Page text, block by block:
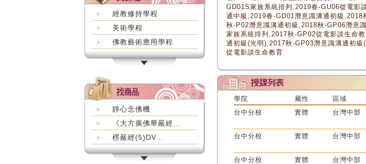
經教修持學程
美術學程
佛教藝術應用學程
靜心念佛機
《大方廣佛華嚴經...
楞嚴經(5)DV...
GD01S家族系統排列 ,2019春-GU06從電影
通中級 ,2019春-GD01潛意識溝通初級 ,2018
秋-P02潛意識溝通初級 ,2018秋-GP06潛意
家族系統排列 ,2017秋-GP02從電影談生命
通初級(光明),2017秋-GP03潛意識溝通初級
從電影談生命教育
學院 屬性 區域
台中分校
實體 台灣中部
台中分校
實體 台灣中部
台中分校
實體 台灣中部